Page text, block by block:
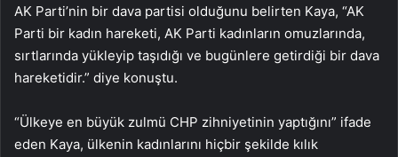
AK Parti’nin bir dava partisi olduğunu belirten Kaya, “AK
Parti bir kadın hareketi, AK Parti kadınların omuzlarında,
sırtlarında yükleyip taşıdığı ve bugünlere getirdiği bir dava
hareketidir.” diye konuştu.
“Ülkeye en büyük zulmü CHP zihniyetinin yaptığını” ifade
eden Kaya, ülkenin kadınlarını hiçbir şekilde kılık